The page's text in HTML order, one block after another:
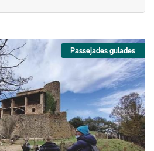
Passejades guiades